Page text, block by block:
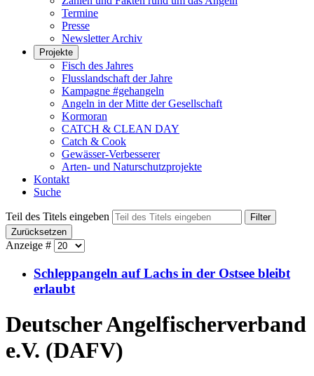
Termine
Presse
Newsletter Archiv
Projekte
Fisch des Jahres
Flusslandschaft der Jahre
Kampagne #gehangeln
Angeln in der Mitte der Gesellschaft
Kormoran
CATCH & CLEAN DAY
Catch & Cook
Gewässer-Verbesserer
Arten- und Naturschutzprojekte
Kontakt
Suche
Teil des Titels eingeben
Filter
Zurücksetzen
Anzeige #
Schleppangeln auf Lachs in der Ostsee bleibt
erlaubt
Deutscher Angelfischerverband
e.V. (DAFV)